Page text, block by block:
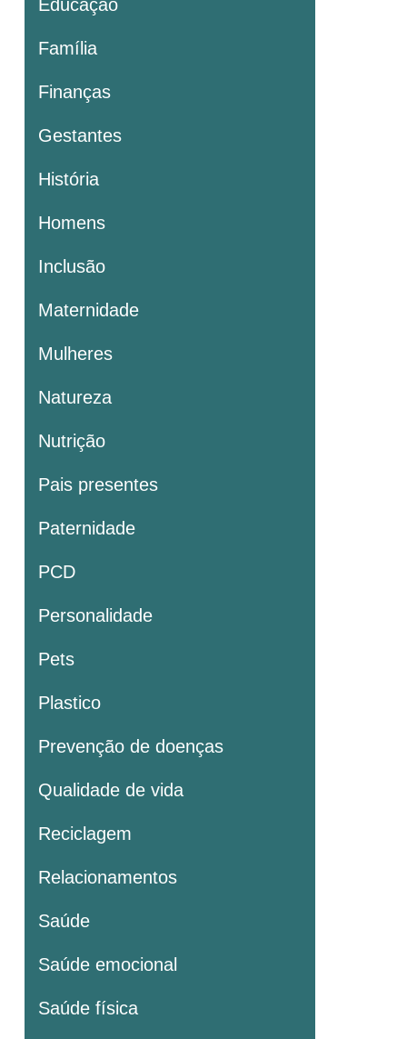
Educação
Família
Finanças
Gestantes
História
Homens
Inclusão
Maternidade
Mulheres
Natureza
Nutrição
Pais presentes
Paternidade
PCD
Personalidade
Pets
Plastico
Prevenção de doenças
Qualidade de vida
Reciclagem
Relacionamentos
Saúde
Saúde emocional
Saúde física